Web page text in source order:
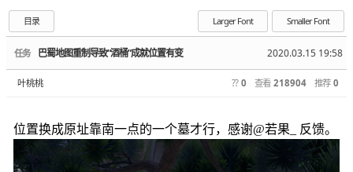
目录 Larger Font Smaller Font
任务 2020.03.15 19:58
巴蜀地图重制导致“酒桶”成就位置有变
叶桃桃 ?? 0 查看 218904 推荐 0
位置换成原址靠南一点的一个墓才行，感谢@若果_ 反馈。